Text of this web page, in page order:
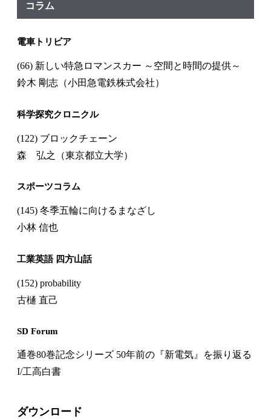
コラム
電車トリビア
(66) 新しい特急ロマンスカー ～空間と時間の提供～
鈴木 剛志（小田急電鉄株式会社）
科学探究クロニクル
(122) ブロックチェーン
森 弘之（東京都立大学）
スポーツコラム
(145) 冬季五輪に向けるまなざし
小林 信也
工業英語 四方山話
(152) probability
古樋 直己
SD Forum
通巻80巻記念シリーズ 50年前の『新電気』を振り返る
I/工高白書
ダウンロード